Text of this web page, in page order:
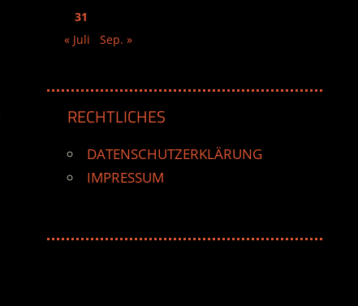
31
« Juli
Sep. »
RECHTLICHES
DATENSCHUTZERKLÄRUNG
IMPRESSUM